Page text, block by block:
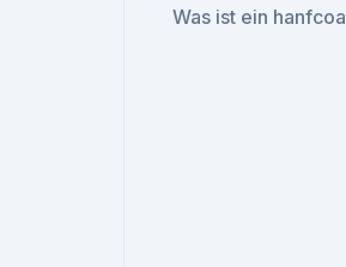
Was ist ein hanfcoa_